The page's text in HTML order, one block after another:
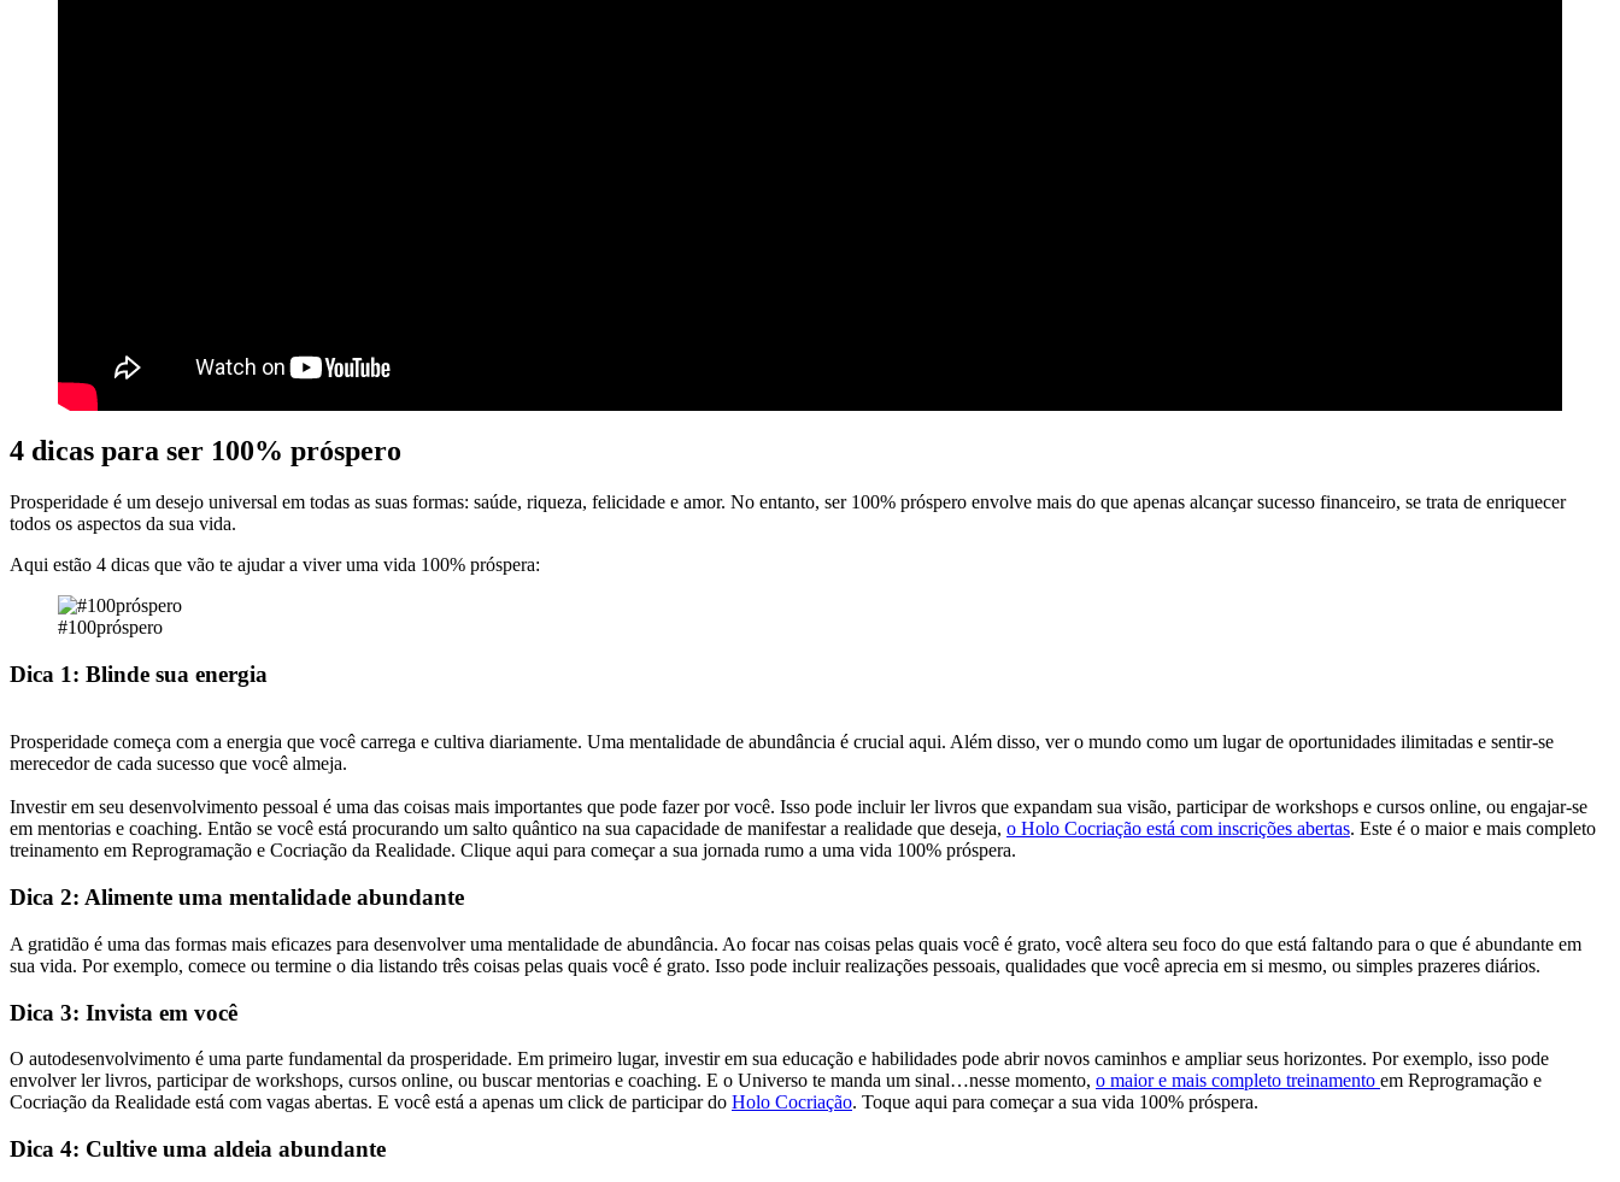
4 dicas para ser 100% próspero
Prosperidade é um desejo universal em todas as suas formas: saúde, riqueza, felicidade e amor. No entanto, ser 100% próspero envolve mais do que apenas alcançar sucesso financeiro, se trata de enriquecer
todos os aspectos da sua vida.
Aqui estão 4 dicas que vão te ajudar a viver uma vida 100% próspera:
#100próspero
Dica 1: Blinde sua energia
Prosperidade começa com a energia que você carrega e cultiva diariamente. Uma mentalidade de abundância é crucial aqui. Além disso, ver o mundo como um lugar de oportunidades ilimitadas e sentir-se
merecedor de cada sucesso que você almeja.
Investir em seu desenvolvimento pessoal é uma das coisas mais importantes que pode fazer por você. Isso pode incluir ler livros que expandam sua visão, participar de workshops e cursos online, ou engajar-se
em mentorias e coaching. Então se você está procurando um salto quântico na sua capacidade de manifestar a realidade que deseja, o Holo Cocriação está com inscrições abertas. Este é o maior e mais completo
treinamento em Reprogramação e Cocriação da Realidade. Clique aqui para começar a sua jornada rumo a uma vida 100% próspera.
Dica 2: Alimente uma mentalidade abundante
A gratidão é uma das formas mais eficazes para desenvolver uma mentalidade de abundância. Ao focar nas coisas pelas quais você é grato, você altera seu foco do que está faltando para o que é abundante em
sua vida. Por exemplo, comece ou termine o dia listando três coisas pelas quais você é grato. Isso pode incluir realizações pessoais, qualidades que você aprecia em si mesmo, ou simples prazeres diários.
Dica 3: Invista em você
O autodesenvolvimento é uma parte fundamental da prosperidade. Em primeiro lugar, investir em sua educação e habilidades pode abrir novos caminhos e ampliar seus horizontes. Por exemplo, isso pode
envolver ler livros, participar de workshops, cursos online, ou buscar mentorias e coaching. E o Universo te manda um sinal…nesse momento, o maior e mais completo treinamento em Reprogramação e
Cocriação da Realidade está com vagas abertas. E você está a apenas um click de participar do Holo Cocriação. Toque aqui para começar a sua vida 100% próspera.
Dica 4: Cultive uma aldeia abundante